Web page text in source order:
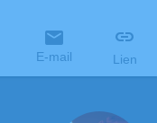
E-mail Lien